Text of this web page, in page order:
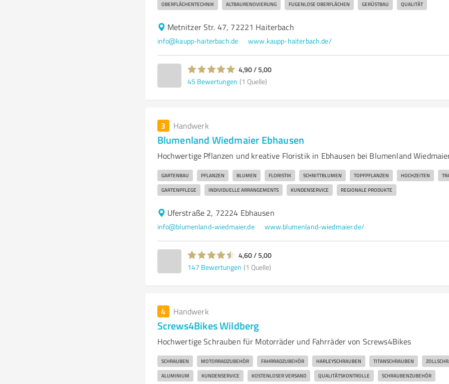
OBERFLÄCHENTECHNIK ALTBAURENOVIERUNG FUGENLOSE OBERFLÄCHEN GERÜSTBAU QUALITÄT
Metnitzer Str. 47, 72221 Haiterbach
info@kaupp-haiterbach.de www.kaupp-haiterbach.de/
4,90 / 5,00
45 Bewertungen (1 Quelle)
3 Handwerk
Blumenland Wiedmaier Ebhausen
Hochwertige Pflanzen und kreative Floristik in Ebhausen bei Blumenland
GARTENBAU PFLANZEN BLUMEN FLORISTIK SCHNITTBLUMEN TOPFPFLANZEN HOCHZEITEN
GARTENPFLEGE INDIVIDUELLE ARRANGEMENTS KUNDENSERVICE REGIONALE PRODUKTE
Uferstraße 2, 72224 Ebhausen
info@blumenland-wiedmaier.de www.blumenland-wiedmaier.de/
4,60 / 5,00
147 Bewertungen (1 Quelle)
4 Handwerk
Screws4Bikes Wildberg
Hochwertige Schrauben für Motorräder und Fahrräder von Screws4Bikes
SCHRAUBEN MOTORRADZUBEHÖR FAHRRADZUBEHÖR HARLEYSCHRAUBEN TITANSCHRAUBEN
ALUMINIUM KUNDENSERVICE KOSTENLOSER VERSAND QUALITÄTSKONTROLLE SCHRAUBENZUBEHÖR